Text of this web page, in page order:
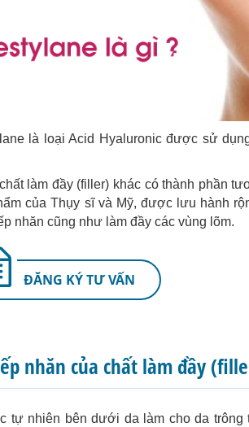
là loại Acid Hyaluronic được sử
làm đầy (filler) khác có thành phần
của Thụy sĩ và Mỹ, được lưu hành
nhăn cũng như làm đầy các vùng lõm.
ĐĂNG KÝ TƯ VẤN
nhăn của chất làm đầy
tự nhiên bên dưới da làm cho da